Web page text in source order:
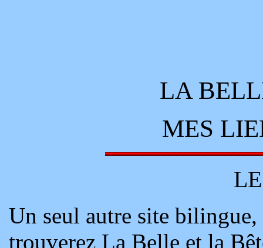
LA
MES
Un seul autre site
trouverez La Belle et la